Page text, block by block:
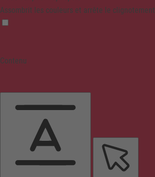
Assombrit les couleurs et arrête le clignotement
Contenu